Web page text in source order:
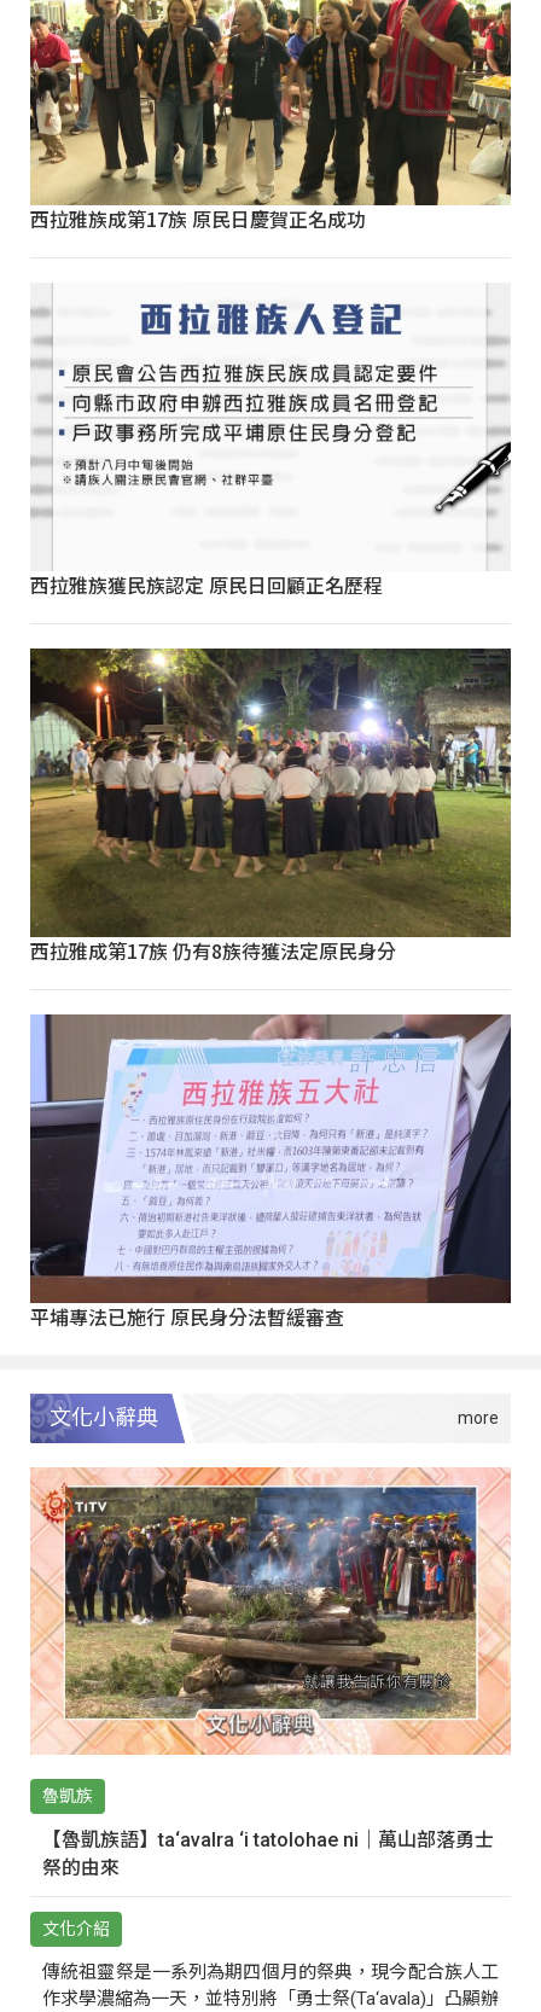
西拉雅族成第17族 原民日慶賀正名成功
西拉雅族獲民族認定 原民日回顧正名歷程
西拉雅成第17族 仍有8族待獲法定原民身分
平埔專法已施行 原民身分法暫緩審查
文化小辭典
魯凱族
【魯凱族語】ta‘avalra ‘i tatolohae ni｜萬山部落勇士
祭的由來
文化介紹
傳統祖靈祭是一系列為期四個月的祭典，現今配合族人工
作求學濃縮為一天，並特別將「勇士祭(Ta‘avala)」凸顯辦